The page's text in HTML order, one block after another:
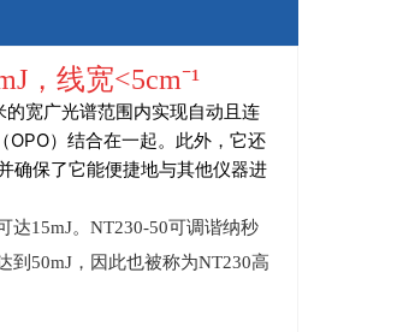
，线宽<5cm⁻¹
宽广光谱范围内实现自动且连
OPO）结合在一起。此外，它还
确保了它能便捷地与其他仪器进
达15mJ。 NT230-50可调谐纳秒
到 50mJ ，因此也被称为NT230高